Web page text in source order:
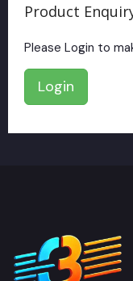
Product
Please Login to
Login